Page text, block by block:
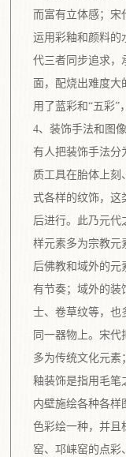
而富有立体感；宋
运用彩釉和颜料的
代三者同步追求，
面，配烧出难度大
用了蓝彩和“五彩”
4、装饰手法和图像
有人把装饰手法分
质工具在胎体上刻
式各样的纹饰，这
后进行。此乃元代
样元素多为宗教元
后佛教和域外的元
有节奏；域外的装
士、卷草纹等，也
同一器物上。宋
多为传统文化元素
釉装饰是指用毛笔
内壁施绘各种各样
色彩绘一种，并且
窑、邛崃窑的点彩